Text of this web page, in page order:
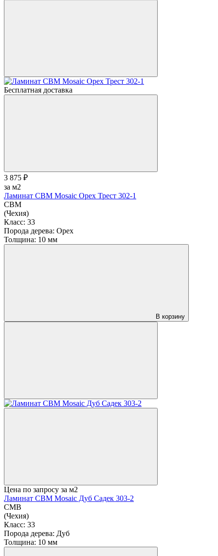
Бесплатная доставка
3 875 ₽
за м2
Ламинат CBM Mosaic Орех Трест 302-1
CBM
(Чехия)
Класс: 33
Порода дерева: Орех
Толщина: 10 мм
В корзину
Цена по запросу за м2
Ламинат CBM Mosaic Дуб Садек 303-2
CMB
(Чехия)
Класс: 33
Порода дерева: Дуб
Толщина: 10 мм